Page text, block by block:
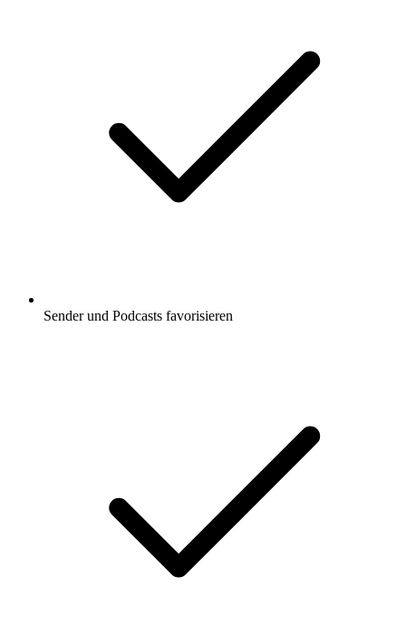
Sender und Podcasts favorisieren